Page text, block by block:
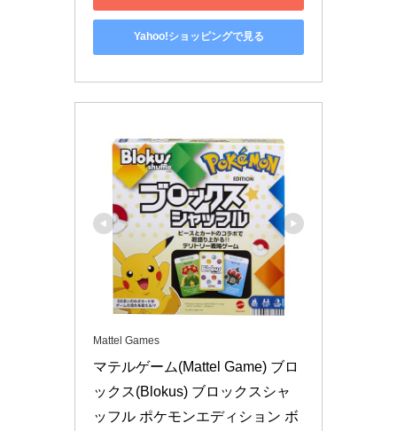
Yahoo!ショッピングで見る
Mattel Games
マテルゲーム(Mattel Game) ブロ
ックス(Blokus) ブロックスシャ
ッフル ポケモンエディション ボ